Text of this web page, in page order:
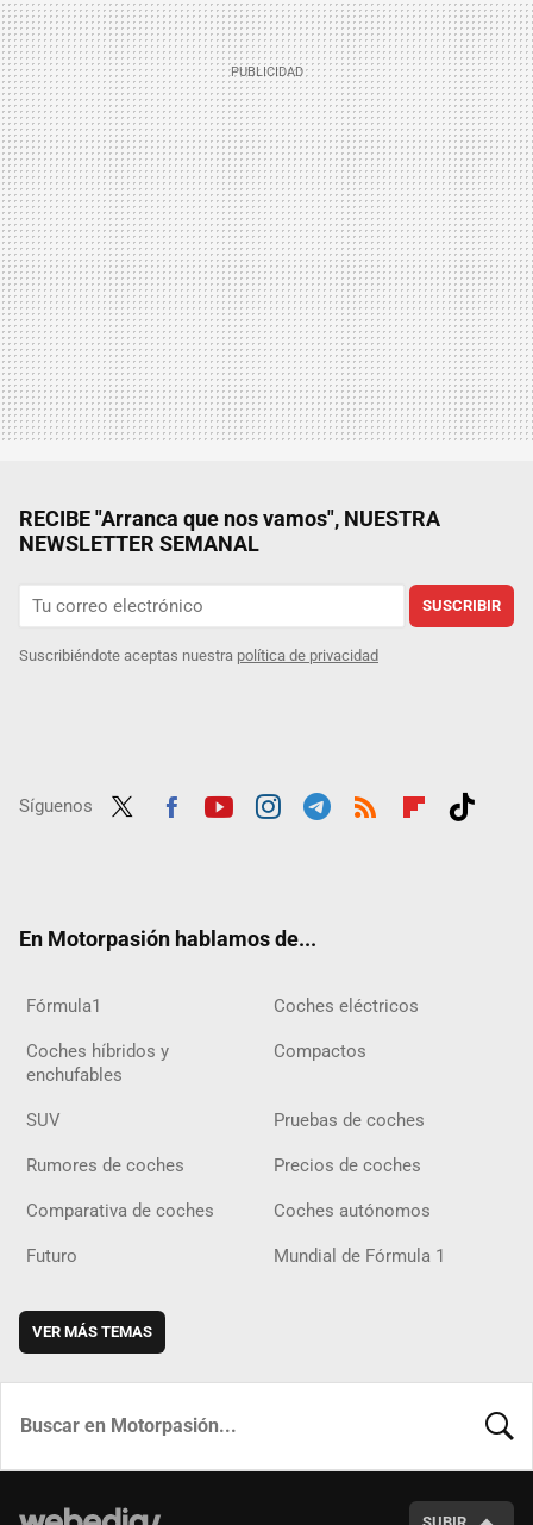
RECIBE "Arranca que nos vamos", NUESTRA
NEWSLETTER SEMANAL
SUSCRIBIR
Suscribiéndote aceptas nuestra política de privacidad
Síguenos
En Motorpasión hablamos de...
Fórmula1 Coches eléctricos
Coches híbridos y
enchufables
Compactos
SUV Pruebas de coches
Rumores de coches Precios de coches
Comparativa de coches Coches autónomos
Futuro Mundial de Fórmula 1
VER MÁS TEMAS